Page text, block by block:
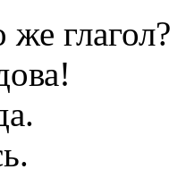
глагол?